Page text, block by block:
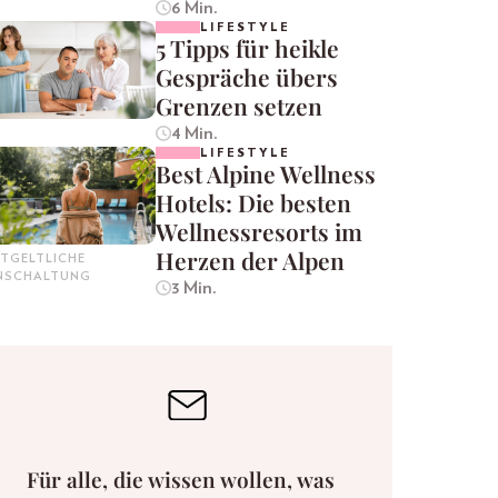
6 Min.
LIFESTYLE
5 Tipps für heikle
Gespräche übers
Grenzen setzen
4 Min.
LIFESTYLE
Best Alpine Wellness
Hotels: Die besten
Wellnessresorts im
Herzen der Alpen
3 Min.
Für alle, die wissen wollen, was